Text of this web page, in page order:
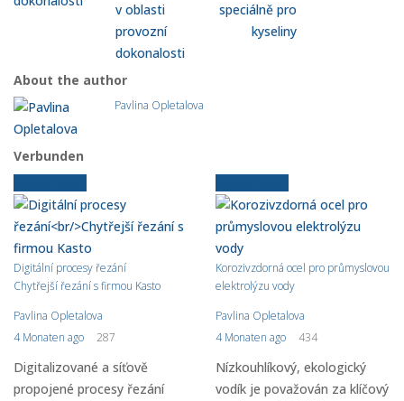
v oblasti
provozní
dokonalosti
speciálně pro
kyseliny
About the author
Pavlina Opletalova
Verbunden
Digitální procesy řezání
Chytřejší řezání s firmou Kasto
Pavlina Opletalova
4 Monaten ago
287
Digitalizované a síťově
propojené procesy řezání
Korozivzdorná ocel pro průmyslovou
elektrolýzu vody
Pavlina Opletalova
4 Monaten ago
434
Nízkouhlíkový, ekologický
vodík je považován za klíčový